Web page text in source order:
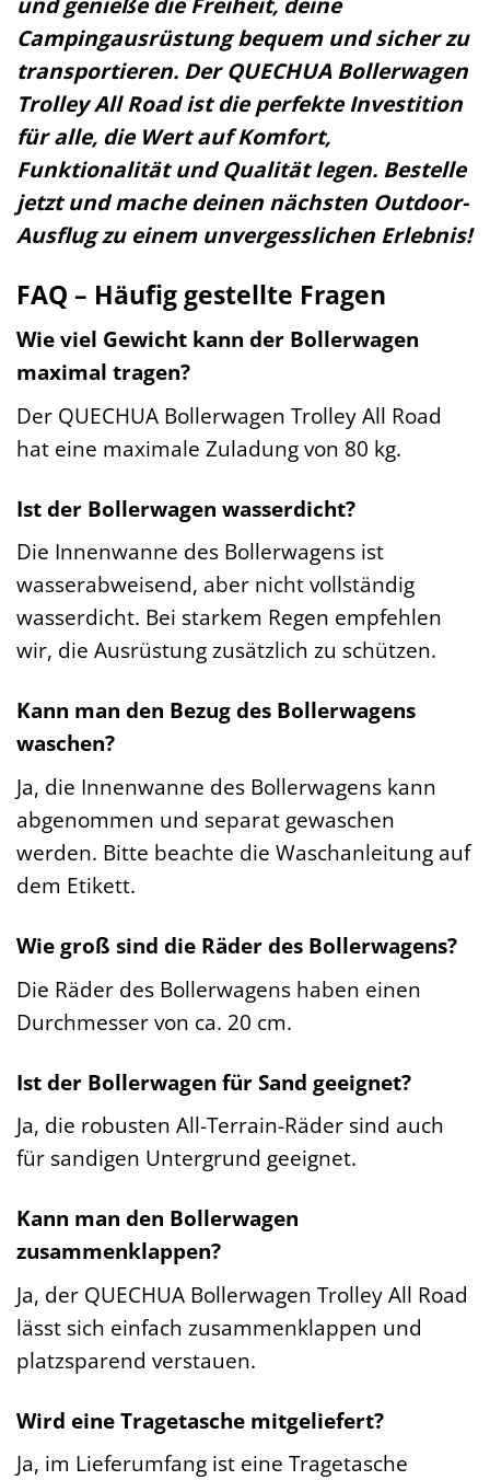
Campingausrüstung bequem und sicher zu
transportieren. Der QUECHUA Bollerwagen
Trolley All Road ist die perfekte Investition
für alle, die Wert auf Komfort,
Funktionalität und Qualität legen. Bestelle
jetzt und mache deinen nächsten Outdoor-
Ausflug zu einem unvergesslichen Erlebnis!
FAQ – Häufig gestellte Fragen
Wie viel Gewicht kann der Bollerwagen
maximal tragen?
Der QUECHUA Bollerwagen Trolley All Road
hat eine maximale Zuladung von 80 kg.
Ist der Bollerwagen wasserdicht?
Die Innenwanne des Bollerwagens ist
wasserabweisend, aber nicht vollständig
wasserdicht. Bei starkem Regen empfehlen
wir, die Ausrüstung zusätzlich zu schützen.
Kann man den Bezug des Bollerwagens
waschen?
Ja, die Innenwanne des Bollerwagens kann
abgenommen und separat gewaschen
werden. Bitte beachte die Waschanleitung auf
dem Etikett.
Wie groß sind die Räder des Bollerwagens?
Die Räder des Bollerwagens haben einen
Durchmesser von ca. 20 cm.
Ist der Bollerwagen für Sand geeignet?
Ja, die robusten All-Terrain-Räder sind auch
für sandigen Untergrund geeignet.
Kann man den Bollerwagen
zusammenklappen?
Ja, der QUECHUA Bollerwagen Trolley All Road
lässt sich einfach zusammenklappen und
platzsparend verstauen.
Wird eine Tragetasche mitgeliefert?
Ja, im Lieferumfang ist eine Tragetasche